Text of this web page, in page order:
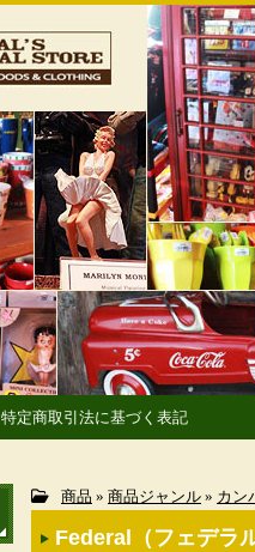
特定商取引法に基づく表記
商品 » 商品ジャンル » カン
Federal（フェデラ